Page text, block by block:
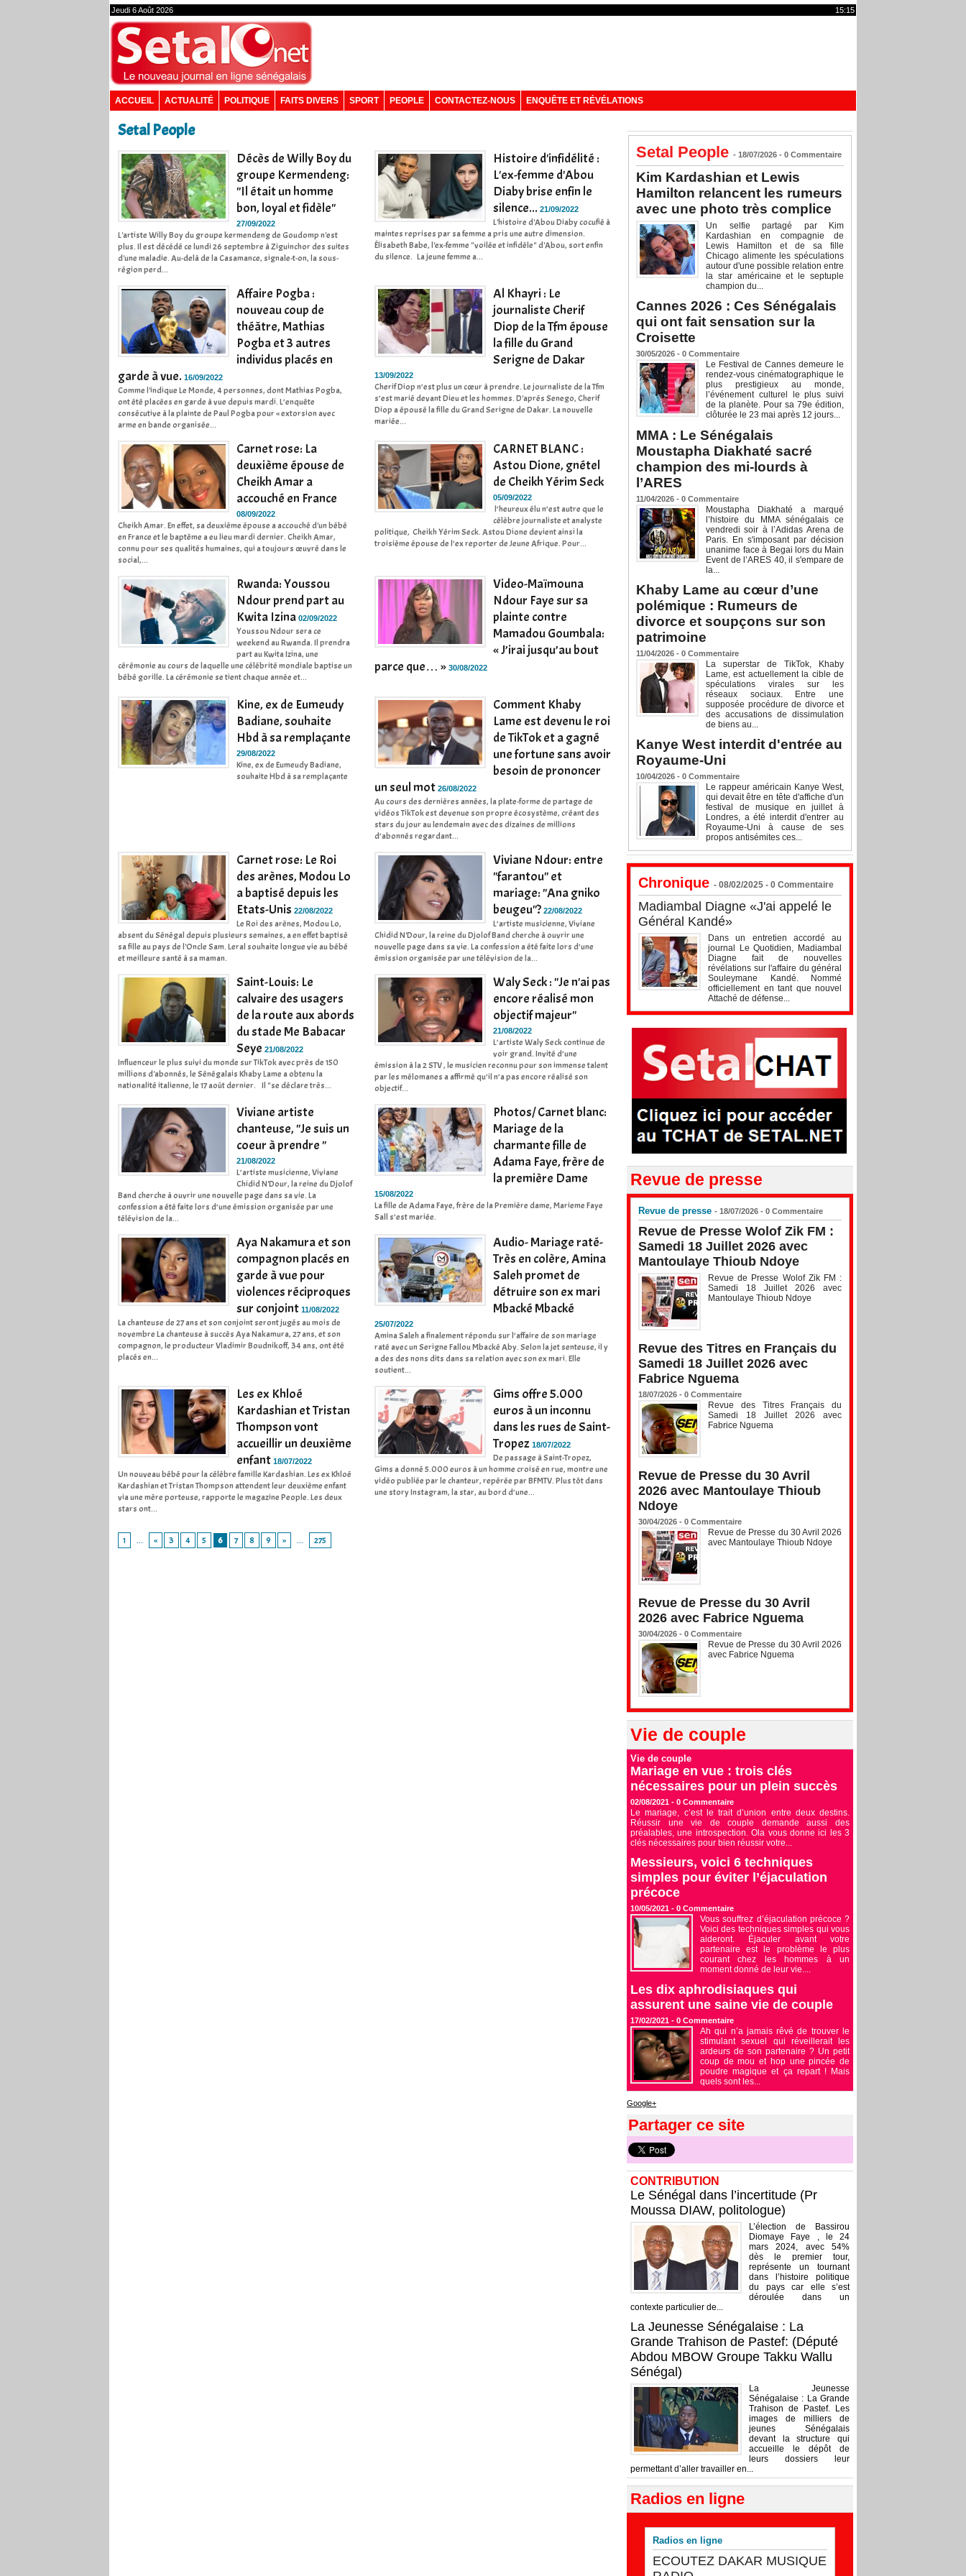
Jeudi 6 Août 2026 15:15
ACCUEIL ACTUALITÉ POLITIQUE FAITS DIVERS SPORT PEOPLE CONTACTEZ-NOUS ENQUÊTE ET RÉVÉLATIONS
Setal People
Décès de Willy Boy du
groupe Kermendeng:
"Il était un homme
bon, loyal et fidèle"
27/09/2022
L'artiste Willy Boy du groupe kermendeng de Goudomp n'est
plus. Il est décédé ce lundi 26 septembre à Ziguinchor des suites
d'une maladie. Au-delà de la Casamance, signale-t-on, la sous-
région perd...
Histoire d'infidélité :
L'ex-femme d'Abou
Diaby brise enfin le
silence... 21/09/2022
L'histoire d'Abou Diaby cocufié à
maintes reprises par sa femme a pris une autre dimension.
Élisabeth Babe, l'ex-femme "voilée et infidèle" d'Abou, sort enfin
du silence. La jeune femme a...
Affaire Pogba :
nouveau coup de
théâtre, Mathias
Pogba et 3 autres
individus placés en
garde à vue. 16/09/2022
Comme l'indique Le Monde, 4 personnes, dont Mathias Pogba,
ont été placées en garde à vue depuis mardi. L’enquête
consécutive à la plainte de Paul Pogba pour « extorsion avec
arme en bande organisée...
Al Khayri : Le
journaliste Cherif
Diop de la Tfm épouse
la fille du Grand
Serigne de Dakar
13/09/2022
Cherif Diop n’est plus un cœur à prendre. Le journaliste de la Tfm
s’est marié devant Dieu et les hommes. D'aprés Senego, Cherif
Diop a épousé la fille du Grand Serigne de Dakar. La nouvelle
mariée...
Carnet rose: La
deuxième épouse de
Cheikh Amar a
accouché en France
08/09/2022
Cheikh Amar. En effet, sa deuxième épouse a accouché d'un bébé
en France et le baptême a eu lieu mardi dernier. Cheikh Amar,
connu pour ses qualités humaines, qui a toujours œuvré dans le
social,...
CARNET BLANC :
Astou Dione, gnétel
de Cheikh Yérim Seck
05/09/2022
l’heureux élu n’est autre que le
célèbre journaliste et analyste
politique, Cheikh Yérim Seck. Astou Dione devient ainsi la
troisième épouse de l’ex reporter de Jeune Afrique. Pour...
Rwanda: Youssou
Ndour prend part au
Kwita Izina 02/09/2022
Youssou Ndour sera ce
weekend au Rwanda. Il prendra
part au Kwita Izina, une
cérémonie au cours de laquelle une célébrité mondiale baptise un
bébé gorille. La cérémonie se tient chaque année et...
Video-Maïmouna
Ndour Faye sur sa
plainte contre
Mamadou Goumbala:
« J’irai jusqu’au bout
parce que… » 30/08/2022
Kine, ex de Eumeudy
Badiane, souhaite
Hbd à sa remplaçante
29/08/2022
Kine, ex de Eumeudy Badiane,
souhaite Hbd à sa remplaçante
Comment Khaby
Lame est devenu le roi
de TikTok et a gagné
une fortune sans avoir
besoin de prononcer
un seul mot 26/08/2022
Au cours des dernières années, la plate-forme de partage de
vidéos TikTok est devenue son propre écosystème, créant des
stars du jour au lendemain avec des dizaines de millions
d’abonnés regardant...
Carnet rose: Le Roi
des arènes, Modou Lo
a baptisé depuis les
Etats-Unis 22/08/2022
Le Roi des arènes, Modou Lo,
absent du Sénégal depuis plusieurs semaines, a en effet baptisé
sa fille au pays de l'Oncle Sam. Leral souhaite longue vie au bébé
et meilleure santé à sa maman.
Viviane Ndour: entre
"farantou" et
mariage: "Ana gniko
beugeu"? 22/08/2022
L’artiste musicienne, Viviane
Chidid N'Dour, la reine du Djolof Band cherche à ouvrir une
nouvelle page dans sa vie. La confession a été faite lors d’une
émission organisée par une télévision de la...
Saint-Louis: Le
calvaire des usagers
de la route aux abords
du stade Me Babacar
Seye 21/08/2022
Influenceur le plus suivi du monde sur TikTok avec près de 150
millions d'abonnés, le Sénégalais Khaby Lame a obtenu la
nationalité italienne, le 17 août dernier. Il "se déclare très...
Waly Seck : "Je n'ai pas
encore réalisé mon
objectif majeur"
21/08/2022
L’artiste Waly Seck continue de
voir grand. Invité d’une
émission à la 2 STV , le musicien reconnu pour son immense talent
par les mélomanes a affirmé qu’il n’a pas encore réalisé son
objectif...
Viviane artiste
chanteuse, "Je suis un
coeur à prendre "
21/08/2022
L’artiste musicienne, Viviane
Chidid N'Dour, la reine du Djolof
Band cherche à ouvrir une nouvelle page dans sa vie. La
confession a été faite lors d’une émission organisée par une
télévision de la...
Photos/ Carnet blanc:
Mariage de la
charmante fille de
Adama Faye, frère de
la première Dame
15/08/2022
La fille de Adama Faye, frère de la Première dame, Marieme Faye
Sall s’est mariée.
Aya Nakamura et son
compagnon placés en
garde à vue pour
violences réciproques
sur conjoint 11/08/2022
La chanteuse de 27 ans et son conjoint seront jugés au mois de
novembre La chanteuse à succès Aya Nakamura, 27 ans, et son
compagnon, le producteur Vladimir Boudnikoff, 34 ans, ont été
placés en...
Audio- Mariage raté-
Très en colère, Amina
Saleh promet de
détruire son ex mari
Mbacké Mbacké
25/07/2022
Amina Saleh a finalement répondu sur l’affaire de son mariage
raté avec un Serigne Fallou Mbacké Aby. Selon la jet senteuse, il y
a des des nons dits dans sa relation avec son ex mari. Elle
soutient...
Les ex Khloé
Kardashian et Tristan
Thompson vont
accueillir un deuxième
enfant 18/07/2022
Un nouveau bébé pour la célèbre famille Kardashian. Les ex Khloé
Kardashian et Tristan Thompson attendent leur deuxième enfant
via une mère porteuse, rapporte le magazine People. Les deux
stars ont...
Gims offre 5.000
euros à un inconnu
dans les rues de Saint-
Tropez 18/07/2022
De passage à Saint-Tropez,
Gims a donné 5.000 euros à un homme croisé en rue, montre une
vidéo publiée par le chanteur, repérée par BFMTV. Plus tôt dans
une story Instagram, la star, au bord d’une...
1 ... « 3 4 5 6 7 8 9 » ... 275
Setal People - 18/07/2026 - 0 Commentaire
Kim Kardashian et Lewis
Hamilton relancent les rumeurs
avec une photo très complice
Un selfie partagé par Kim
Kardashian en compagnie de
Lewis Hamilton et de sa fille
Chicago alimente les spéculations
autour d'une possible relation entre
la star américaine et le septuple
champion du...
Cannes 2026 : Ces Sénégalais
qui ont fait sensation sur la
Croisette
30/05/2026 - 0 Commentaire
Le Festival de Cannes demeure le
rendez-vous cinématographique le
plus prestigieux au monde,
l’événement culturel le plus suivi
de la planète. Pour sa 79e édition,
clôturée le 23 mai après 12 jours...
MMA : Le Sénégalais
Moustapha Diakhaté sacré
champion des mi-lourds à
l’ARES
11/04/2026 - 0 Commentaire
Moustapha Diakhaté a marqué
l’histoire du MMA sénégalais ce
vendredi soir à l’Adidas Arena de
Paris. En s'imposant par décision
unanime face à Begai lors du Main
Event de l’ARES 40, il s'empare de
la...
Khaby Lame au cœur d’une
polémique : Rumeurs de
divorce et soupçons sur son
patrimoine
11/04/2026 - 0 Commentaire
La superstar de TikTok, Khaby
Lame, est actuellement la cible de
spéculations virales sur les
réseaux sociaux. Entre une
supposée procédure de divorce et
des accusations de dissimulation
de biens au...
Kanye West interdit d'entrée au
Royaume-Uni
10/04/2026 - 0 Commentaire
Le rappeur américain Kanye West,
qui devait être en tête d'affiche d'un
festival de musique en juillet à
Londres, a été interdit d'entrer au
Royaume-Uni à cause de ses
propos antisémites ces...
Chronique - 08/02/2025 - 0 Commentaire
Madiambal Diagne «J'ai appelé le
Général Kandé»
Dans un entretien accordé au
journal Le Quotidien, Madiambal
Diagne fait de nouvelles
révélations sur l'affaire du général
Souleymane Kandé. Nommé
officiellement en tant que nouvel
Attaché de défense...
Revue de presse
Revue de presse - 18/07/2026 - 0 Commentaire
Revue de Presse Wolof Zik FM :
Samedi 18 Juillet 2026 avec
Mantoulaye Thioub Ndoye
Revue de Presse Wolof Zik FM :
Samedi 18 Juillet 2026 avec
Mantoulaye Thioub Ndoye
Revue des Titres en Français du
Samedi 18 Juillet 2026 avec
Fabrice Nguema
18/07/2026 - 0 Commentaire
Revue des Titres Français du
Samedi 18 Juillet 2026 avec
Fabrice Nguema
Revue de Presse du 30 Avril
2026 avec Mantoulaye Thioub
Ndoye
30/04/2026 - 0 Commentaire
Revue de Presse du 30 Avril 2026
avec Mantoulaye Thioub Ndoye
Revue de Presse du 30 Avril
2026 avec Fabrice Nguema
30/04/2026 - 0 Commentaire
Revue de Presse du 30 Avril 2026
avec Fabrice Nguema
Vie de couple
Vie de couple
Mariage en vue : trois clés
nécessaires pour un plein succès
02/08/2021 - 0 Commentaire
Le mariage, c’est le trait d’union entre deux destins.
Réussir une vie de couple demande aussi des
préalables, une introspection. Ola vous donne ici les 3
clés nécessaires pour bien réussir votre...
Messieurs, voici 6 techniques
simples pour éviter l’éjaculation
précoce
10/05/2021 - 0 Commentaire
Vous souffrez d’éjaculation précoce ?
Voici des techniques simples qui vous
aideront. Éjaculer avant votre
partenaire est le problème le plus
courant chez les hommes à un
moment donné de leur vie....
Les dix aphrodisiaques qui
assurent une saine vie de couple
17/02/2021 - 0 Commentaire
Ah qui n’a jamais rêvé de trouver le
stimulant sexuel qui réveillerait les
ardeurs de son partenaire ? Un petit
coup de mou et hop une pincée de
poudre magique et ça repart ! Mais
quels sont les...
Google+
Partager ce site
CONTRIBUTION
Le Sénégal dans l’incertitude (Pr
Moussa DIAW, politologue)
L’élection de Bassirou
Diomaye Faye , le 24
mars 2024, avec 54%
dès le premier tour,
représente un tournant
dans l’histoire politique
du pays car elle s’est
déroulée dans un
contexte particulier de...
La Jeunesse Sénégalaise : La
Grande Trahison de Pastef: (Député
Abdou MBOW Groupe Takku Wallu
Sénégal)
La Jeunesse
Sénégalaise : La Grande
Trahison de Pastef. Les
images de milliers de
jeunes Sénégalais
devant la structure qui
accueille le dépôt de
leurs dossiers leur
permettant d’aller travailler en...
Radios en ligne
Radios en ligne
ECOUTEZ DAKAR MUSIQUE